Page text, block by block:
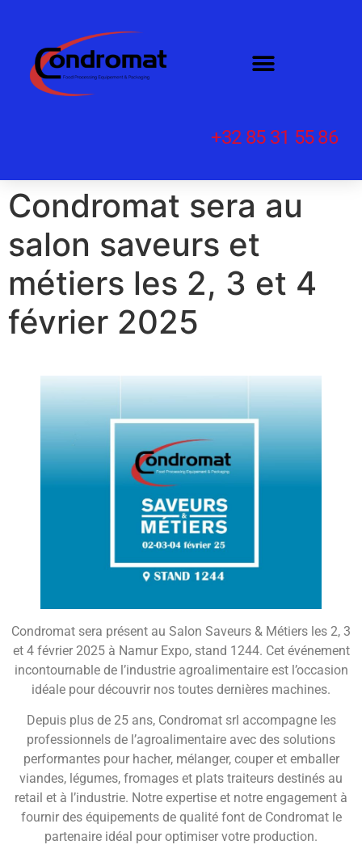
+32 85 31 55 86
Condromat sera au
salon saveurs et
métiers les 2, 3 et 4
février 2025
Condromat sera présent au Salon Saveurs & Métiers les 2, 3
et 4 février 2025 à Namur Expo, stand 1244. Cet événement
incontournable de l’industrie agroalimentaire est l’occasion
idéale pour découvrir nos toutes dernières machines.
Depuis plus de 25 ans, Condromat srl accompagne les
professionnels de l’agroalimentaire avec des solutions
performantes pour hacher, mélanger, couper et emballer
viandes, légumes, fromages et plats traiteurs destinés au
retail et à l’industrie. Notre expertise et notre engagement à
fournir des équipements de qualité font de Condromat le
partenaire idéal pour optimiser votre production.